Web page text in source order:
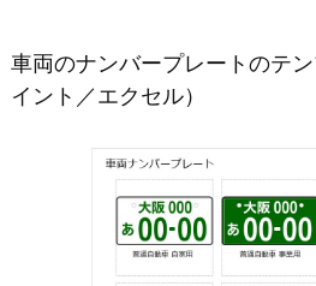
車両のナンバープレートのテ
イント／エクセル）